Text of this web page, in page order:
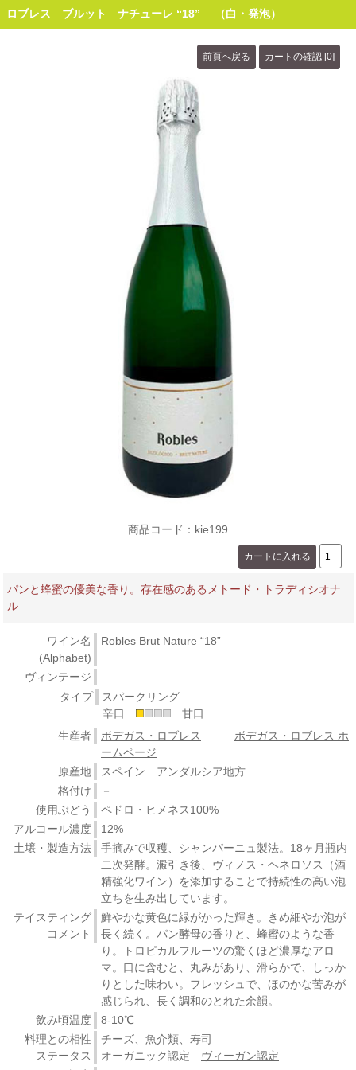
ロブレス ブルット ナチューレ “18” （白・発泡）
商品コード：kie199
パンと蜂蜜の優美な香り。存在感のあるメトード・トラディシオナ
ル
ワイン名
(Alphabet)
Robles Brut Nature “18”
ヴィンテージ
タイプ
スパークリング
辛口
甘口
生産者
ボデガス・ロブレス
ボデガス・ロブレス ホ
ームページ
原産地
スペイン アンダルシア地方
格付け
－
使用ぶどう
ペドロ・ヒメネス100%
アルコール濃度
12%
土壌・製造方法
手摘みで収穫、シャンパーニュ製法。18ヶ月瓶内
二次発酵。澱引き後、ヴィノス・ヘネロソス（酒
精強化ワイン）を添加することで持続性の高い泡
立ちを生み出しています。
テイスティング
コメント
鮮やかな黄色に緑がかった輝き。きめ細やか泡が
長く続く。パン酵母の香りと、蜂蜜のような香
り。トロピカルフルーツの驚くほど濃厚なアロ
マ。口に含むと、丸みがあり、滑らかで、しっか
りとした味わい。フレッシュで、ほのかな苦みが
感じられ、長く調和のとれた余韻。
飲み頃温度
8-10℃
料理との相性
チーズ、魚介類、寿司
ステータス
オーガニック認定 ヴィーガン認定